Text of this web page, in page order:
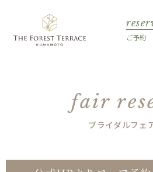
ご予約
fair
ブライダルフェ